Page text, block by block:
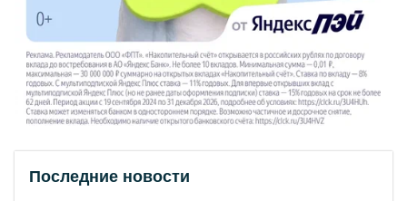
Последние новости